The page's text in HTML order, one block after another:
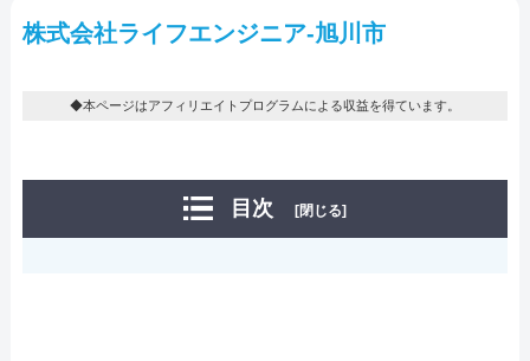
株式会社ライフエンジニア-旭川市
◆本ページはアフィリエイトプログラムによる収益を得ています。
目次 [閉じる]